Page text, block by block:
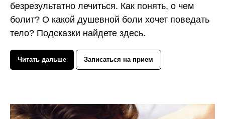
безрезультатно лечиться. Как понять, о чем
болит? О какой душевной боли хочет поведать
тело? Подсказки найдете здесь.
Читать дальше Записаться на прием